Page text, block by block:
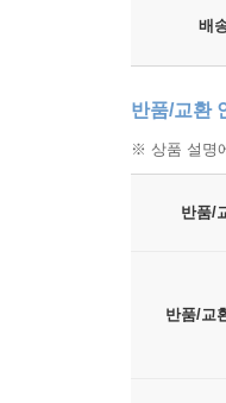
배
반품/교환
※ 상품 설명
반품/
반품/교